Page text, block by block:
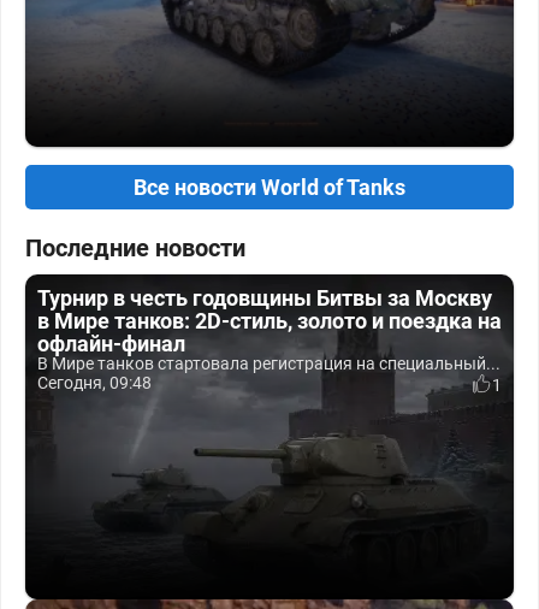
Все новости World of Tanks
Последние новости
Турнир в честь годовщины Битвы за Москву
в Мире танков: 2D-стиль, золото и поездка на
офлайн-финал
В Мире танков стартовала регистрация на специальный...
Сегодня, 09:48
1